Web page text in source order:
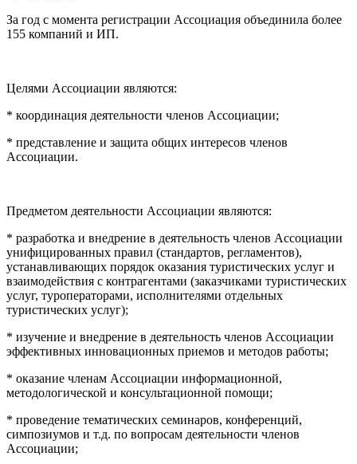
За год с момента регистрации Ассоциация объединила более
155 компаний и ИП.
Целями Ассоциации являются:
* координация деятельности членов Ассоциации;
* представление и защита общих интересов членов
Ассоциации.
Предметом деятельности Ассоциации являются:
* разработка и внедрение в деятельность членов Ассоциации
унифицированных правил (стандартов, регламентов),
устанавливающих порядок оказания туристических услуг и
взаимодействия с контрагентами (заказчиками туристических
услуг, туроператорами, исполнителями отдельных
туристических услуг);
* изучение и внедрение в деятельность членов Ассоциации
эффективных инновационных приемов и методов работы;
* оказание членам Ассоциации информационной,
методологической и консультационной помощи;
* проведение тематических семинаров, конференций,
симпозиумов и т.д. по вопросам деятельности членов
Ассоциации;